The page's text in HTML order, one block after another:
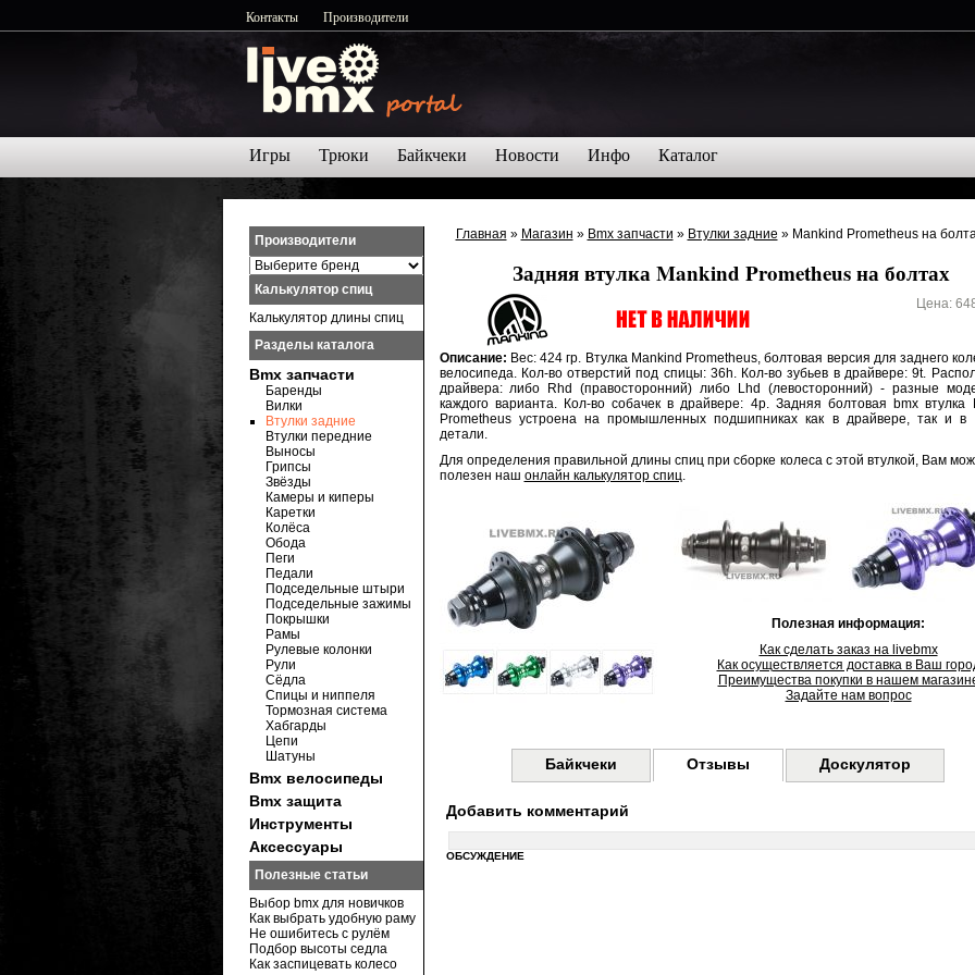
Контакты Производители
Игры Трюки Байкчеки Новости Инфо Каталог
Главная » Магазин » Bmx запчасти » Втулки задние » Mankind Prometheus на
Задняя втулка Mankind Prometheus на болтах
Цена:
Описание: Вес: 424 гр. Втулка Mankind Prometheus, болтовая версия для заднего
велосипеда. Кол-во отверстий под спицы: 36h. Кол-во зубьев в драйвере: 9t.
драйвера: либо Rhd (правосторонний) либо Lhd (левосторонний) - разные
каждого варианта. Кол-во собачек в драйвере: 4p. Задняя болтовая bmx втулка
Prometheus устроена на промышленных подшипниках как в драйвере, так и в
детали.
Для определения правильной длины спиц при сборке колеса с этой втулкой, Вам
полезен наш онлайн калькулятор спиц.
Полезная информация:
Как сделать заказ на livebmx
Как осуществляется доставка в Ваш
Преимущества покупки в нашем
Задайте нам вопрос
Байкчеки Отзывы Доскулятор
Добавить комментарий
ОБСУЖДЕНИЕ
Производители
Калькулятор спиц
Калькулятор длины спиц
Разделы каталога
Bmx запчасти
Баренды
Вилки
Втулки задние
Втулки передние
Выносы
Грипсы
Звёзды
Камеры и киперы
Каретки
Колёса
Обода
Пеги
Педали
Подседельные штыри
Подседельные зажимы
Покрышки
Рамы
Рулевые колонки
Рули
Сёдла
Спицы и ниппеля
Тормозная система
Хабгарды
Цепи
Шатуны
Bmx велосипеды
Bmx защита
Инструменты
Аксессуары
Полезные статьи
Выбор bmx для новичков
Как выбрать удобную раму
Не ошибитесь с рулём
Подбор высоты седла
Как заспицевать колесо